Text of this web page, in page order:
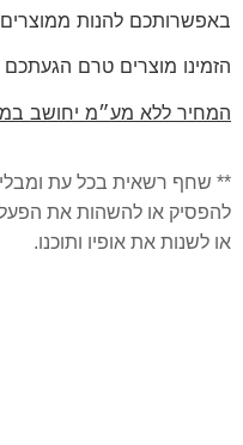
באפשרותכם להנות
הזמינו מוצרים טרם
המחיר ללא מע״מ יחושב
** שחף רשאית בכל עת
להפסיק או להשהות את
או לשנות את אופיו ותוכנו.